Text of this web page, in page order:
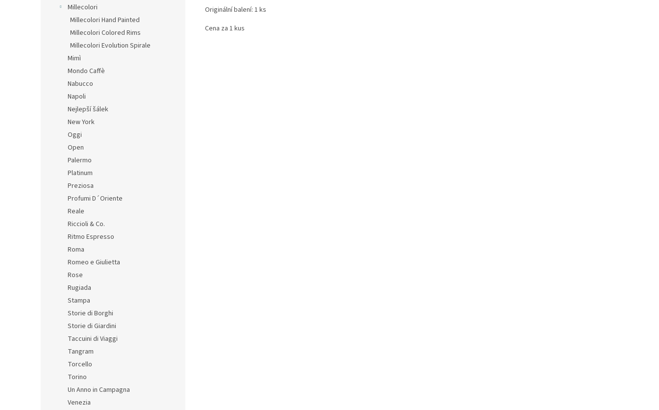
Millecolori
Millecolori Hand Painted
Millecolori Colored Rims
Millecolori Evolution Spirale
Mimì
Mondo Caffè
Nabucco
Napoli
Nejlepší šálek
New York
Oggi
Open
Palermo
Platinum
Preziosa
Profumi D´Oriente
Reale
Riccioli & Co.
Ritmo Espresso
Roma
Romeo e Giulietta
Rose
Rugiada
Stampa
Storie di Borghi
Storie di Giardini
Taccuini di Viaggi
Tangram
Torcello
Torino
Un Anno in Campagna
Venezia
Originální balení: 1 ks
Cena za 1 kus